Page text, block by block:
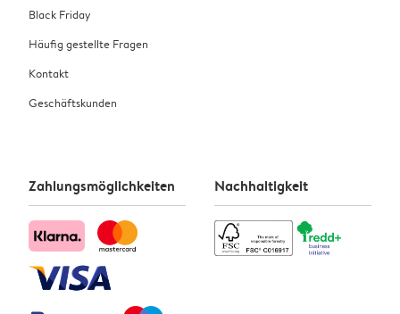
Black Friday
Häufig gestellte Fragen
Kontakt
Geschäftskunden
Zahlungsmöglichkeiten Nachhaltigkeit